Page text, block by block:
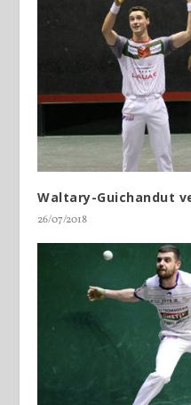
Waltary-Guichandut
26/07/2018